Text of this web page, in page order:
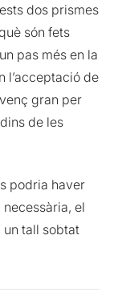
dos prismes
són fets
pas més en la
l’acceptació de
gran per
de les
podria haver
el
tall sobtat